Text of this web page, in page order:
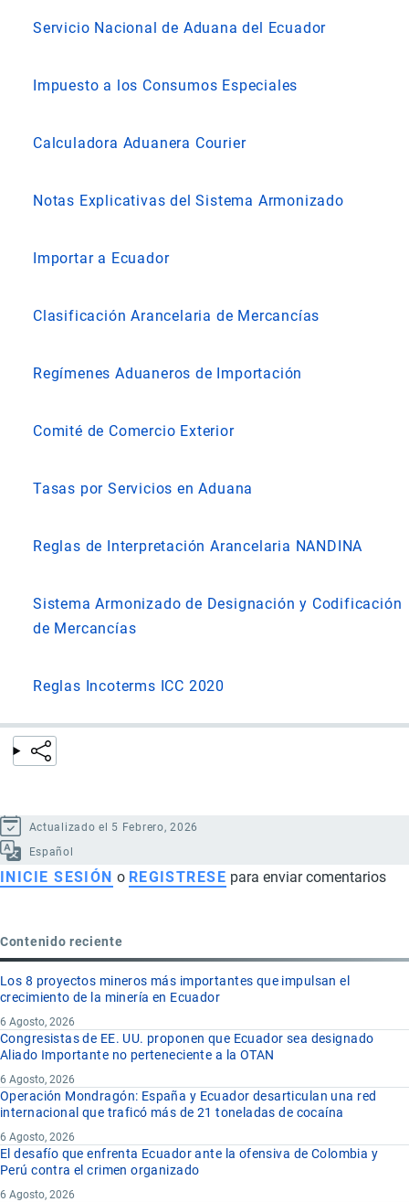
Servicio Nacional de Aduana del Ecuador
Impuesto a los Consumos Especiales
Calculadora Aduanera Courier
Notas Explicativas del Sistema Armonizado
Importar a Ecuador
Clasificación Arancelaria de Mercancías
Regímenes Aduaneros de Importación
Comité de Comercio Exterior
Tasas por Servicios en Aduana
Reglas de Interpretación Arancelaria NANDINA
Sistema Armonizado de Designación y Codificación
de Mercancías
Reglas Incoterms ICC 2020
Actualizado el 5 Febrero, 2026
Español
INICIE SESIÓN o REGISTRESE para enviar comentarios
Contenido reciente
Los 8 proyectos mineros más importantes que impulsan el
crecimiento de la minería en Ecuador
6 Agosto, 2026
Congresistas de EE. UU. proponen que Ecuador sea designado
Aliado Importante no perteneciente a la OTAN
6 Agosto, 2026
Operación Mondragón: España y Ecuador desarticulan una red
internacional que traficó más de 21 toneladas de cocaína
6 Agosto, 2026
El desafío que enfrenta Ecuador ante la ofensiva de Colombia y
Perú contra el crimen organizado
6 Agosto, 2026